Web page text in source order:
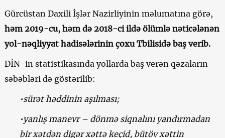
Gürcüstan Daxili İşlər Nazirliyinin məlumatına görə,
həm 2019-cu, həm də 2018-ci ildə ölümlə nəticələnən
yol-nəqliyyat hadisələrinin çoxu Tbilisidə baş verib.
DİN-in statistikasında yollarda baş verən qəzaların
səbəbləri də göstərilib:
•sürət həddinin aşılması;
•yanlış manevr – dönmə siqnalını yandırmadan
bir xətdən digər xəttə keçid, bütöv xəttin